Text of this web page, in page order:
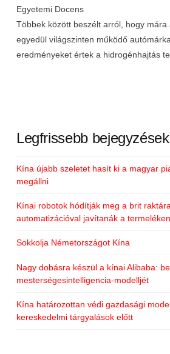
Egyetemi Docens
Többek között beszélt arról, hogy mára
egyedül világszinten működő
eredményeket értek a hidrogénhajtás
Legfrissebb bejegyzések
Kína újabb szeletet hasít ki a magyar
megállni
Kínai robotok hódítják meg a brit
automatizációval javítanák a
Sokkolja Németországot Kína
Nagy dobásra készül a kínai Alibaba:
mesterségesintelligencia-modelljét
Kína határozottan védi gazdasági
kereskedelmi tárgyalások előtt